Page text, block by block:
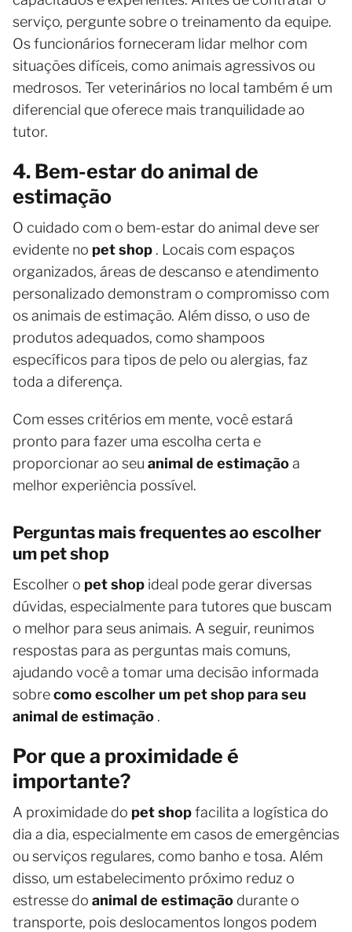
serviço, pergunte sobre o treinamento da equipe.
Os funcionários forneceram lidar melhor com
situações difíceis, como animais agressivos ou
medrosos. Ter veterinários no local também é um
diferencial que oferece mais tranquilidade ao
tutor.
4. Bem-estar do animal de
estimação
O cuidado com o bem-estar do animal deve ser
evidente no pet shop . Locais com espaços
organizados, áreas de descanso e atendimento
personalizado demonstram o compromisso com
os animais de estimação. Além disso, o uso de
produtos adequados, como shampoos
específicos para tipos de pelo ou alergias, faz
toda a diferença.
Com esses critérios em mente, você estará
pronto para fazer uma escolha certa e
proporcionar ao seu animal de estimaçãoa
melhor experiência possível.
Perguntas mais frequentes ao escolher
um pet shop
Escolher o pet shop ideal pode gerar diversas
dúvidas, especialmente para tutores que buscam
o melhor para seus animais. A seguir, reunimos
respostas para as perguntas mais comuns,
ajudando você a tomar uma decisão informada
sobrecomo escolher um pet shop para seu
animal de estimação .
Por que a proximidade é
importante?
A proximidade do pet shopfacilita a logística do
dia a dia, especialmente em casos de emergências
ou serviços regulares, como banho e tosa. Além
disso, um estabelecimento próximo reduz o
estresse do animal de estimação durante o
transporte, pois deslocamentos longos podem